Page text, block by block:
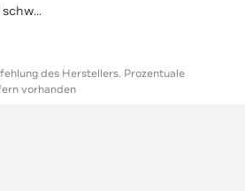
Fahrradhose 'Comfort' schwarz
des Herstellers. Prozentuale
vorhanden